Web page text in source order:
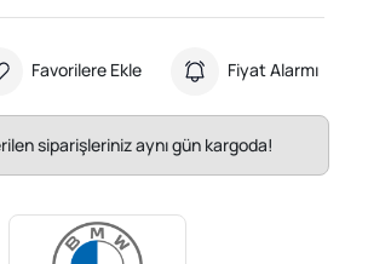
Favorilere Ekle Fiyat Alarmı
siparişleriniz aynı gün kargoda!